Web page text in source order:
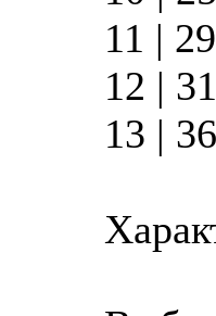
11 |
12 |
13 |